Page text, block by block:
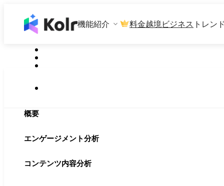
機能紹介 料金越境ビジネス トレン
概要
エンゲージメント分析
コンテンツ内容分析